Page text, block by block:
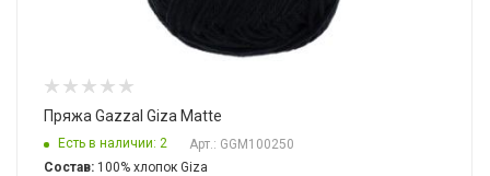
Пряжа Gazzal Giza Matte
Есть в наличии: 2
Арт.: GGM100250
Состав: 100% хлопок Giza